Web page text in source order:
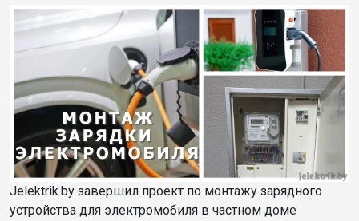
Jelektrik.by завершил проект по монтажу зарядного
устройства для электромобиля в частном доме